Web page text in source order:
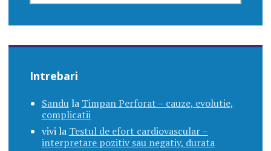
Intrebari
Sandula Timpan Perforat – cauze, evolutie,
complicatii
vivila Testul de efort cardiovascular –
interpretare pozitiv sau negativ, durata